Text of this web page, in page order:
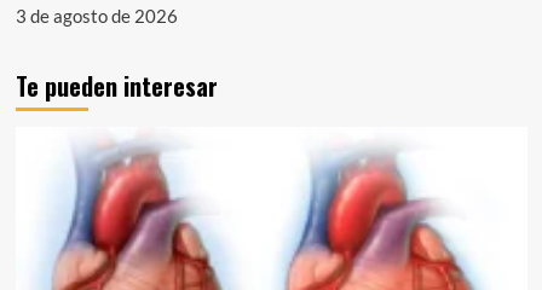
3 de agosto de 2026
Te pueden interesar